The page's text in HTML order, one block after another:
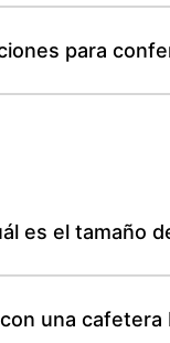
para
es el tamaño
una